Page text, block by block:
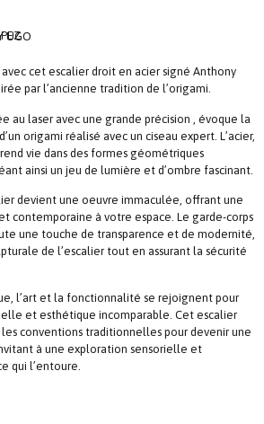
UGO
cet escalier droit en acier signé Anthony
par l’ancienne tradition de l’origami.
au laser avec une grande précision , évoque la
origami réalisé avec un ciseau expert. L’acier,
vie dans des formes géométriques
ainsi un jeu de lumière et d’ombre fascinant.
devient une oeuvre immaculée, offrant une
contemporaine à votre espace. Le garde-corps
une touche de transparence et de modernité,
de l’escalier tout en assurant la sécurité
l’art et la fonctionnalité se rejoignent pour
et esthétique incomparable. Cet escalier
conventions traditionnelles pour devenir une
à une exploration sensorielle et
qui l’entoure.